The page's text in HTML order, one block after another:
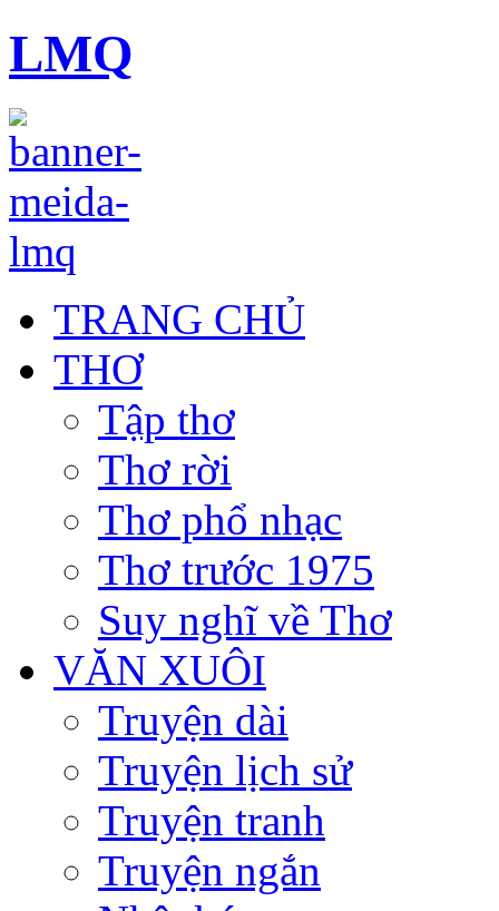
LMQ
TRANG CHỦ
THƠ
Tập thơ
Thơ rời
Thơ phổ nhạc
Thơ trước 1975
Suy nghĩ về Thơ
VĂN XUÔI
Truyện dài
Truyện lịch sử
Truyện tranh
Truyện ngắn